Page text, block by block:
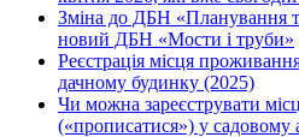
Зміна до ДБН «Планування
новий ДБН «Мости і труби»
Реєстрація місця
дачному будинку (2025)
Чи можна зареєструвати
(«прописатися») у садовому